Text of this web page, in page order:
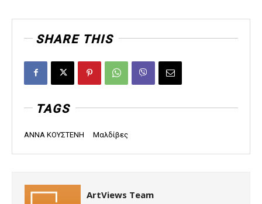
SHARE THIS
TAGS
ΑΝΝΑ ΚΟΥΣΤΕΝΗ Μαλδίβες
ArtViews Team